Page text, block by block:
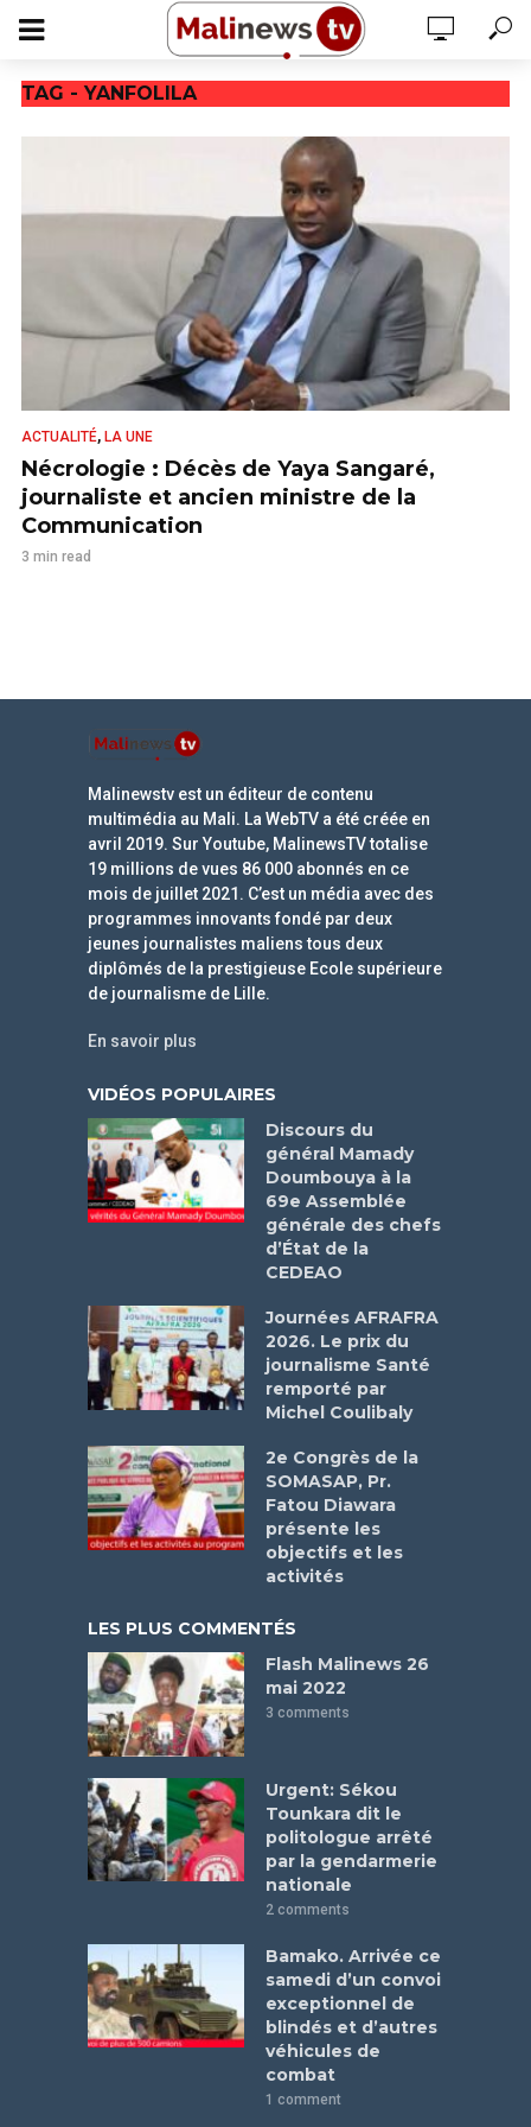
TAG - YANFOLILA
ACTUALITÉ, LA UNE
Nécrologie : Décès de Yaya Sangaré,
journaliste et ancien ministre de la
Communication
3 min read
Malinewstv est un éditeur de contenu
multimédia au Mali. La WebTV a été créée en
avril 2019. Sur Youtube, MalinewsTV totalise
19 millions de vues 86 000 abonnés en ce
mois de juillet 2021. C’est un média avec des
programmes innovants fondé par deux
jeunes journalistes maliens tous deux
diplômés de la prestigieuse Ecole supérieure
de journalisme de Lille.
En savoir plus
VIDÉOS POPULAIRES
Discours du
général Mamady
Doumbouya à la
69e Assemblée
générale des chefs
d’État de la
CEDEAO
Journées AFRAFRA
2026. Le prix du
journalisme Santé
remporté par
Michel Coulibaly
2e Congrès de la
SOMASAP, Pr.
Fatou Diawara
présente les
objectifs et les
activités
LES PLUS COMMENTÉS
Flash Malinews 26
mai 2022
3 comments
Urgent: Sékou
Tounkara dit le
politologue arrêté
par la gendarmerie
nationale
2 comments
Bamako. Arrivée ce
samedi d’un convoi
exceptionnel de
blindés et d’autres
véhicules de
combat
1 comment